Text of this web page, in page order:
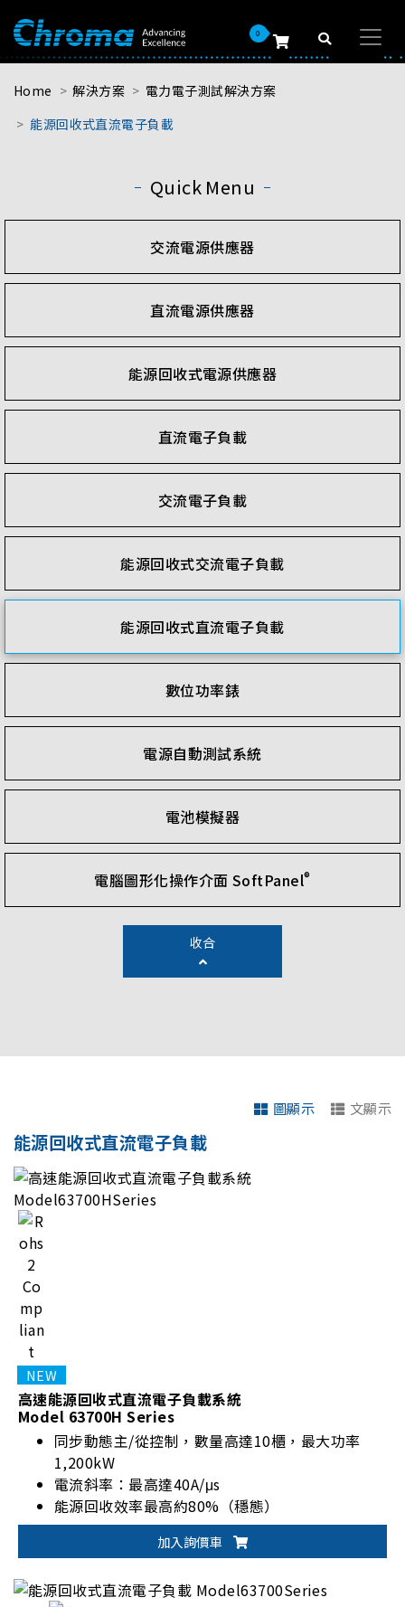
0
Home 解決方案
電力電子測試解決方案
能源回收式直流電子負載
Quick Menu
交流電源供應器
直流電源供應器
能源回收式電源供應器
直流電子負載
交流電子負載
能源回收式交流電子負載
能源回收式直流電子負載
數位功率錶
電源自動測試系統
電池模擬器
電腦圖形化操作介面 SoftPanel®
收合
圖顯示 文顯示
能源回收式直流電子負載
高速能源回收式直流電子負載系統
Model 63700H Series
同步動態主/從控制，數量高達10櫃，最大功率
1,200kW
電流斜率：最高達40A/μs
能源回收效率最高約80%（穩態）
加入詢價車